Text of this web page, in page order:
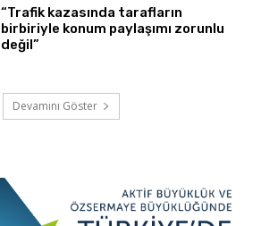
“Trafik kazasında tarafların
birbiriyle konum paylaşımı zorunlu
değil”
Devamını Göster